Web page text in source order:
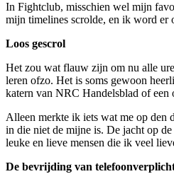
In Fightclub, misschien wel mijn
mijn timelines scrolde, en ik word er
Loos gescrol
Het zou wat flauw zijn om nu alle
leren ofzo. Het is soms gewoon
katern van NRC Handelsblad of
Alleen merkte ik iets wat me op den
in die niet de mijne is. De jacht op
leuke en lieve mensen die ik veel
De bevrijding van